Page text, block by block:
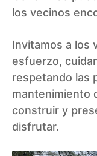
los vecinos
Invitamos a los
esfuerzo,
respetando las
mantenimiento
construir y
disfrutar.